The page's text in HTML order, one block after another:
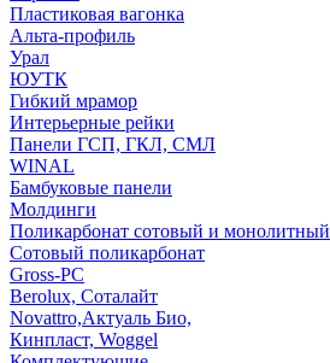
Пластиковая вагонка
Альта-профиль
Урал
ЮУТК
Гибкий мрамор
Интерьерные рейки
Панели ГСП, ГКЛ, СМЛ
WINAL
Бамбуковые панели
Молдинги
Поликарбонат сотовый и монолитный
Сотовый поликарбонат
Gross-PC
Berolux, Соталайт
Novattro,Актуаль Био,
Кинпласт, Woggel